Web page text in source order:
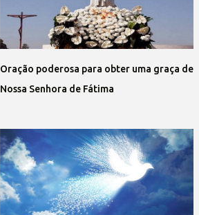
Oração poderosa para obter uma graça de
Nossa Senhora de Fátima